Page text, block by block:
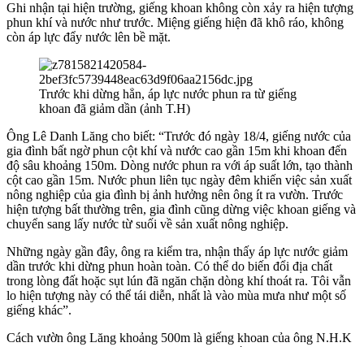
Ghi nhận tại hiện trường, giếng khoan không còn xảy ra hiện tượng
phun khí và nước như trước. Miệng giếng hiện đã khô ráo, không
còn áp lực đẩy nước lên bề mặt.
Trước khi dừng hẳn, áp lực nước phun ra từ giếng
khoan đã giảm dần (ảnh T.H)
Ông Lê Danh Lăng cho biết: “Trước đó ngày 18/4, giếng nước của
gia đình bất ngờ phun cột khí và nước cao gần 15m khi khoan đến
độ sâu khoảng 150m. Dòng nước phun ra với áp suất lớn, tạo thành
cột cao gần 15m. Nước phun liên tục ngày đêm khiến việc sản xuất
nông nghiệp của gia đình bị ảnh hưởng nên ông ít ra vườn. Trước
hiện tượng bất thường trên, gia đình cũng dừng việc khoan giếng và
chuyển sang lấy nước từ suối về sản xuất nông nghiệp.
Những ngày gần đây, ông ra kiểm tra, nhận thấy áp lực nước giảm
dần trước khi dừng phun hoàn toàn. Có thể do biến đổi địa chất
trong lòng đất hoặc sụt lún đã ngăn chặn dòng khí thoát ra. Tôi vẫn
lo hiện tượng này có thể tái diễn, nhất là vào mùa mưa như một số
giếng khác”.
Cách vườn ông Lăng khoảng 500m là giếng khoan của ông N.H.K